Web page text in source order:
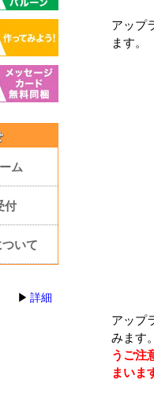
ム
付
いて
詳細
アップ
ます。
アップ
みます。
うご注
まいま